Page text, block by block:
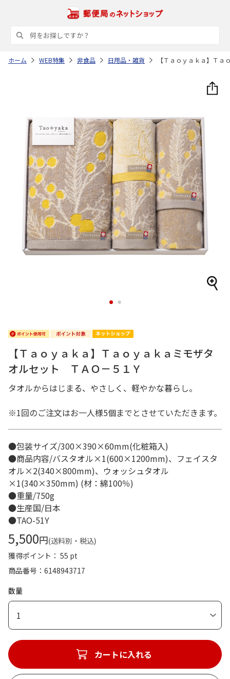
ホーム WEB特集 非食品 日用品・雑貨 【Ｔａｏｙａｋａ】Ｔ
1 2
【Ｔａｏｙａｋａ】Ｔａｏｙａｋａミモザタ
オルセット ＴＡＯ－５１Ｙ
タオルからはじまる、やさしく、軽やかな暮らし。
※1回のご注文はお一人様5個までとさせていただきます。
●包装サイズ/300×390×60mm(化粧箱入)
●商品内容/バスタオル×1(600×1200mm)、フェイスタ
オル×2(340×800mm)、ウォッシュタオル
×1(340×350mm) (材：綿100％)
●重量/750g
●生産国/日本
●TAO-51Y
5,500円(送料別・税込)
獲得ポイント： 55 pt
商品番号
6148943717
数量
1
カートに入れる